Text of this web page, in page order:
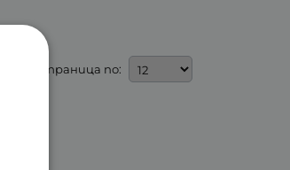
На страница по: